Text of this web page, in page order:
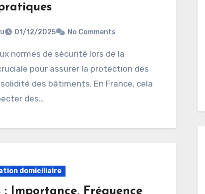
01/12/2025 No Comments
pour assurer la protection des
des bâtiments. En France, cela
des…
domiciliaire
: Importance, Fréquence